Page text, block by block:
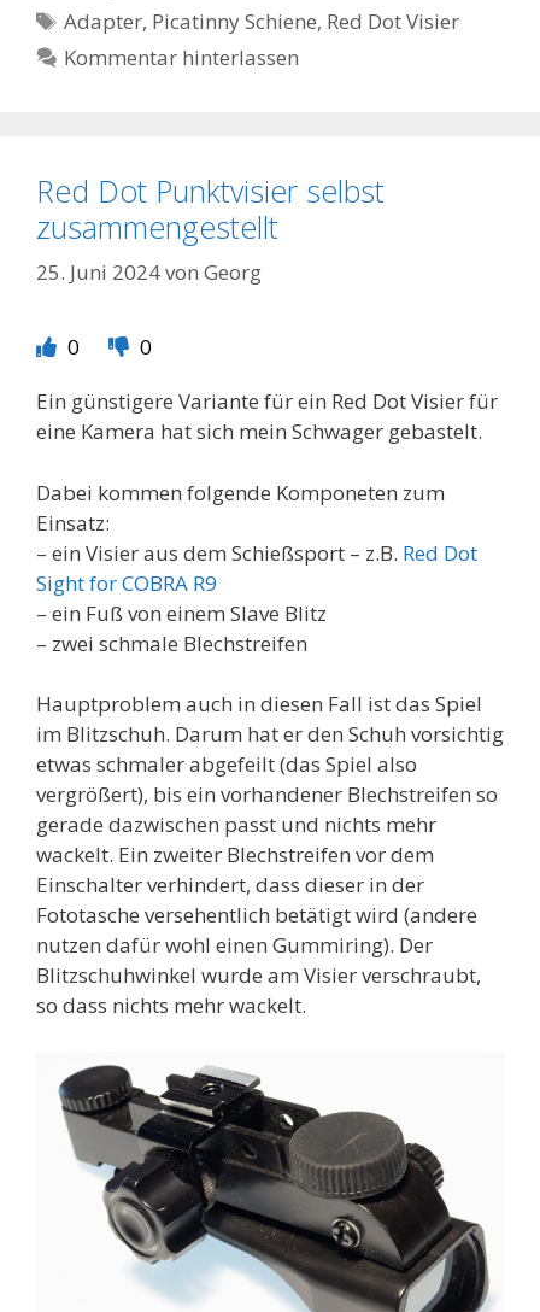
Schlagwörter
Adapter, Picatinny Schiene, Red Dot Visier
Kommentar hinterlassen
Red Dot Punktvisier selbst
zusammengestellt
25. Juni 2024von Georg
0
0
Ein günstigere Variante für ein Red Dot Visier für
eine Kamera hat sich mein Schwager gebastelt.
Dabei kommen folgende Komponeten zum
Einsatz:
– ein Visier aus dem Schießsport – z.B. Red Dot
Sight for COBRA R9
– ein Fuß von einem Slave Blitz
– zwei schmale Blechstreifen
Hauptproblem auch in diesen Fall ist das Spiel
im Blitzschuh. Darum hat er den Schuh vorsichtig
etwas schmaler abgefeilt (das Spiel also
vergrößert), bis ein vorhandener Blechstreifen so
gerade dazwischen passt und nichts mehr
wackelt. Ein zweiter Blechstreifen vor dem
Einschalter verhindert, dass dieser in der
Fototasche versehentlich betätigt wird (andere
nutzen dafür wohl einen Gummiring). Der
Blitzschuhwinkel wurde am Visier verschraubt,
so dass nichts mehr wackelt.